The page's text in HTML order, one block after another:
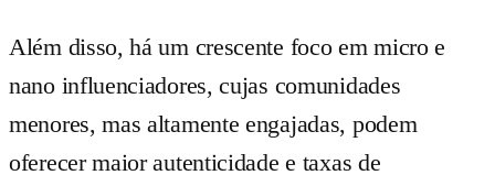
Além disso, há um crescente foco em micro e
nano influenciadores, cujas comunidades
menores, mas altamente engajadas, podem
oferecer maior autenticidade e taxas de